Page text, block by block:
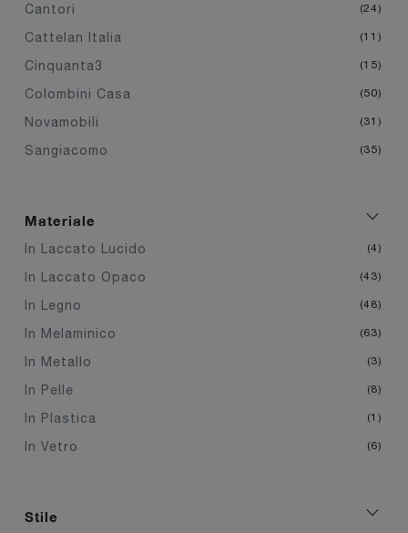
Cantori 24
Cattelan Italia 11
Cinquanta3 15
Colombini Casa 50
Novamobili 31
Sangiacomo 35
Materiale
In Laccato Lucido 4
In Laccato Opaco 43
In Legno 48
In Melaminico 63
In Metallo 3
In Pelle 8
In Plastica 1
In Vetro 6
Stile